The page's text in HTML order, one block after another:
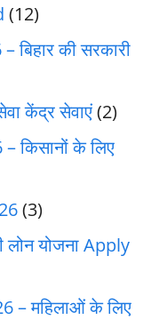
(12)
की सरकारी
केंद्र सेवाएं(2)
किसानों के लिए
(3)
योजना Apply
– महिलाओं के लिए